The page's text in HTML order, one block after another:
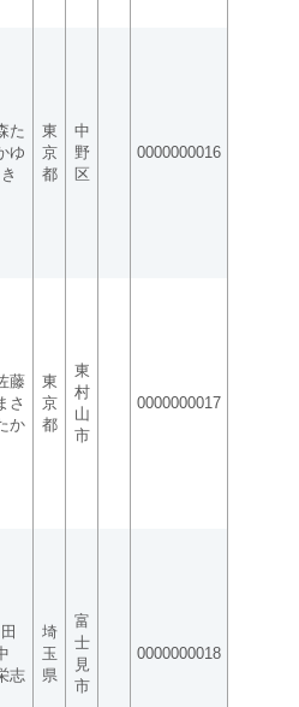
た
ゆ
き
東
京
都
中
野
区
0000000016
藤
さ
か
東
京
都
東
村
山
市
0000000017
田
志
埼
玉
県
富
士
見
市
0000000018